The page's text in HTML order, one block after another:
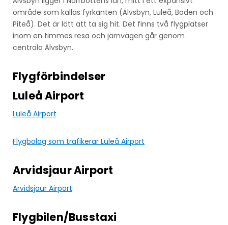
område som kallas fyrkanten (Älvsbyn, Luleå, Boden och
Piteå). Det är lätt att ta sig hit. Det finns två flygplatser
inom en timmes resa och järnvägen går genom
centrala Älvsbyn.
Flygförbindelser
Luleå Airport
Luleå Airport
Flygbolag som trafikerar Luleå Airport
Arvidsjaur Airport
Arvidsjaur Airport
Flygbilen/Busstaxi